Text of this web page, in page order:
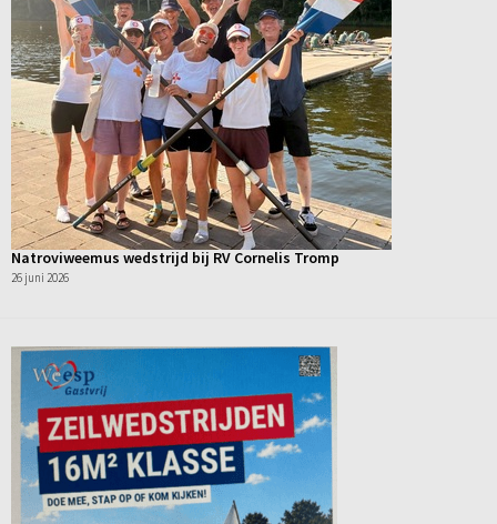
Natroviweemus wedstrijd bij RV Cornelis Tromp
26 juni 2026